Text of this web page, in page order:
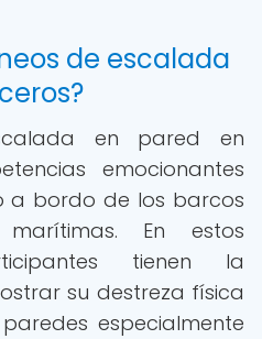
de escalada
en pared en
emocionantes
a bordo de los barcos
En estos
tienen la
su destreza física
especialmente